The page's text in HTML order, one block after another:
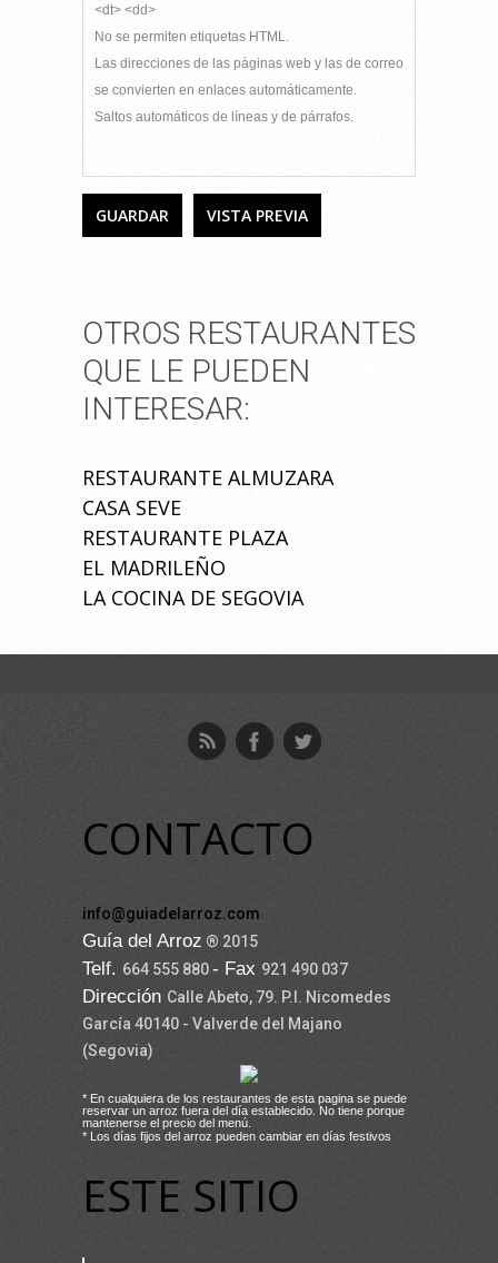
<dt> <dd>
No se permiten etiquetas HTML.
Las direcciones de las páginas web y las de correo
se convierten en enlaces automáticamente.
Saltos automáticos de líneas y de párrafos.
OTROS RESTAURANTES
QUE LE PUEDEN
INTERESAR:
RESTAURANTE ALMUZARA
CASA SEVE
RESTAURANTE PLAZA
EL MADRILEÑO
LA COCINA DE SEGOVIA
CONTACTO
info@guiadelarroz.com
Guía del Arroz ® 2015
Telf. 664 555 880- Fax 921 490 037
Dirección Calle Abeto, 79. P.I. Nicomedes
García 40140 - Valverde del Majano
(Segovia)
* En cualquiera de los restaurantes de esta pagina se puede
reservar un arroz fuera del día establecido. No tiene porque
mantenerse el precio del menú.
* Los días fijos del arroz pueden cambiar en días festivos
ESTE SITIO